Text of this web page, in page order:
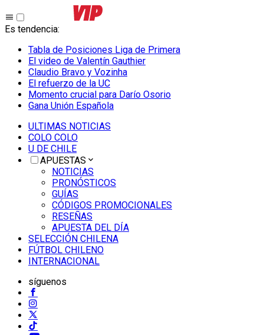
Es tendencia:
Tabla de Posiciones Liga de Primera
El video de Valentín Gauthier
Claudio Bravo y Vozinha
El refuerzo de la UC
Momento crucial para Darío Osorio
Gana Unión Española
ULTIMAS NOTICIAS
COLO COLO
U DE CHILE
APUESTAS
NOTICIAS
PRONÓSTICOS
GUÍAS
CÓDIGOS PROMOCIONALES
RESEÑAS
APUESTA DEL DÍA
SELECCIÓN CHILENA
FÚTBOL CHILENO
INTERNACIONAL
síguenos